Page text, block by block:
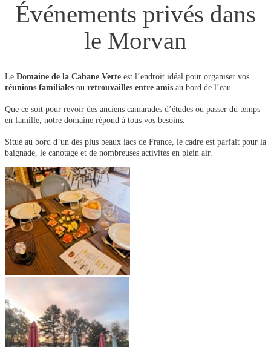
Événements privés dans
le Morvan
Le Domaine de la Cabane Verte est l’endroit idéal pour organiser vos
réunions familiales ou retrouvailles entre amis au bord de l’eau.
Que ce soit pour revoir des anciens camarades d’études ou passer du temps
en famille, notre domaine répond à tous vos besoins.
Situé au bord d’un des plus beaux lacs de France, le cadre est parfait pour la
baignade, le canotage et de nombreuses activités en plein air.